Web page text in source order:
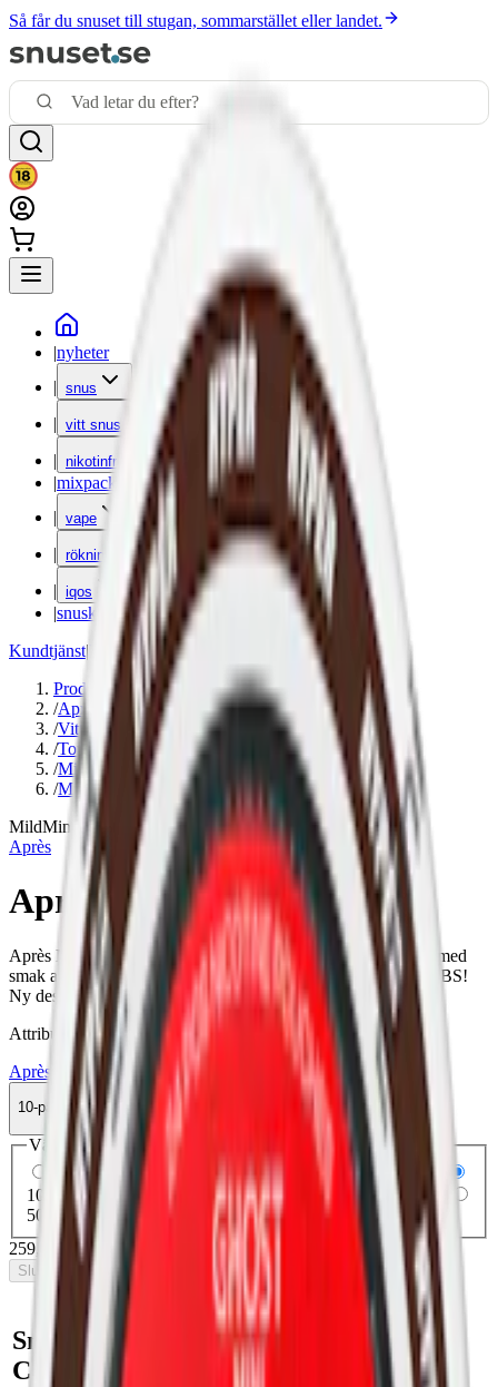
Så får du snuset till stugan, sommarstället eller landet.
|nyheter
| snus
| vitt snus
| nikotinfritt
|mixpack
| vape
| rökning
| iqos
|snuskuriren
Kundtjänst| Varumärken
Produkter
/Après
/Vitt snus
/Torr Portion
/Mini
/Mild
MildMini
Après
Après No.4 Cola Mini
Après No.4 Cola Mini är ett tobaksfritt vitt snus i miniformat med
smak av cola. Ett lägre nikotininnehåll på 3,4 mg per prilla. OBS!
Ny design
Attribut
Après
MildMiniTorr Portion
10-pack 259,90 kr
Slut i lager
Välj antal dosor
1-pack 30,90 kr /st 5-pack 124,50 kr 24,90 kr
/st
10-pack
259,90 kr 25,99 kr /st 30-pack 766,50 kr 25,55 kr /st
50-pack 1 244,50 kr 24,89 kr/st
259,90 kr
/ 10-pack
Slut i lager
Snabb fakta om Après No.4
Cola Milt Vitt Minisnus